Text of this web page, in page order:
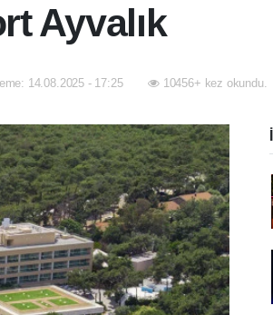
Ayvalık
14.08.2025 - 17:25 10456+ kez okundu.